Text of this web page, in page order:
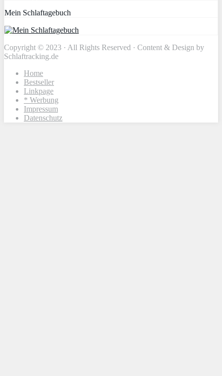
Mein Schlaftagebuch
Copyright © 2023 · All Rights Reserved · Content & Design by
Schlaftracking.de
Home
Bestseller
Linkpage
* Werbung
Impressum
Datenschutz